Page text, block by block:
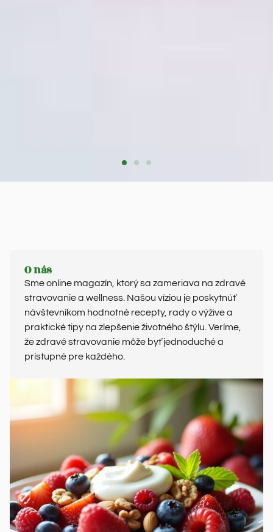
O nás
Sme online magazín, ktorý sa zameriava na zdravé
stravovanie a wellness. Našou víziou je poskytnúť
návštevníkom hodnotné recepty, rady o výžive a
praktické tipy na zlepšenie životného štýlu. Veríme,
že zdravé stravovanie môže byť jednoduché a
prístupné pre každého.